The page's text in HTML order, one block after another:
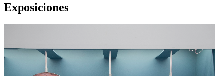
Exposiciones